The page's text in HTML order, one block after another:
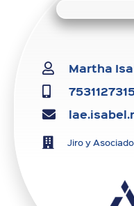
Martha
Jiro y